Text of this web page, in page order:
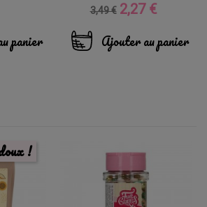
panier
Prix
base
3,49 € Prix
2,27 €
Ajouter au panier
!